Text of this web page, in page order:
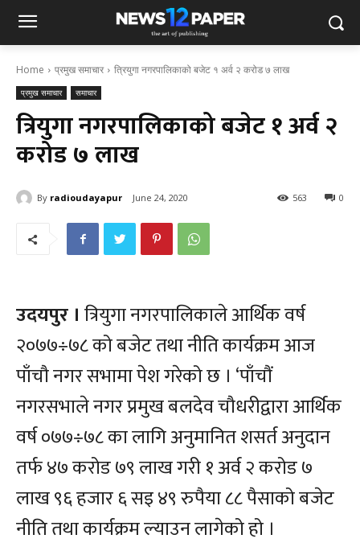
Home प्रमुख समाचार त्रियुगा नगरपालिकाको बजेट १ अर्व २ करोड ७ लाख
प्रमुख समाचार समाचार
त्रियुगा नगरपालिकाको बजेट १ अर्व २
करोड ७ लाख
By radioudayapur June 24, 2020 0
563
उदयपुर । त्रियुगा नगरपालिकाले आर्थिक वर्ष
२०७७÷७८ को बजेट तथा नीति कार्यक्रम आज
पाँचौ नगर सभामा पेश गरेको छ । ‘पाँचौं
नगरसभाले नगर प्रमुख बलदेव चौधरीद्वारा आर्थिक
वर्ष ०७७÷७८ का लागि अनुमानित शसर्त अनुदान
तर्फ ४७ करोड ७९ लाख गरी १ अर्व २ करोड ७
लाख ९६ हजार ६ सइ ४९ रुपैया ८८ पैसाको बजेट
नीति तथा कार्यक्रम ल्याउन लागेको हो ।